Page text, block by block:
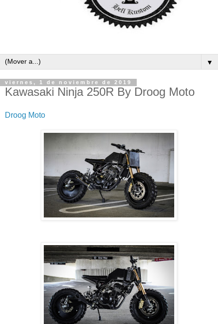
▼
viernes, 1 de noviembre de 2019
Kawasaki Ninja 250R By Droog Moto
Droog Moto